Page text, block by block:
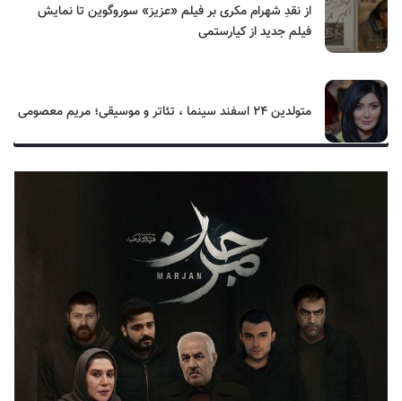
از نقدِ شهرام مکری بر فیلم «عزیز» سوروگوین تا نمایش
فیلم جدید از کیارستمی
متولدین ۲۴ اسفند سینما ، تئاتر و موسیقی؛ مریم معصومی